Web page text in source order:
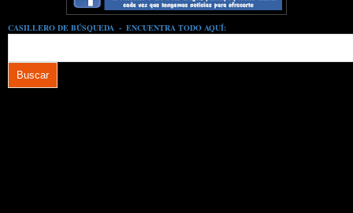
CASILLERO DE BÚSQUEDA - ENCUENTRA TODO AQUÍ: